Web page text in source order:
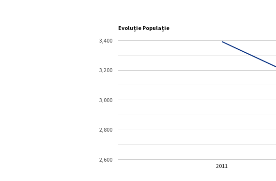
Evoluție Populație
2011
2,600
2,800
3,000
3,200
3,400